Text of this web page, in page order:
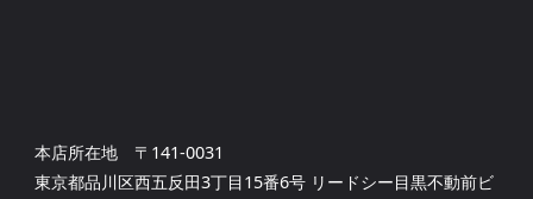
本店所在地 〒141-0031
東京都品川区西五反田3丁目15番6号 リードシー目黒不動前ビ